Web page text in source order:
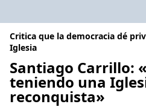
Critica que la democracia dé
Iglesia
Santiago Carrillo:
teniendo una
reconquista»